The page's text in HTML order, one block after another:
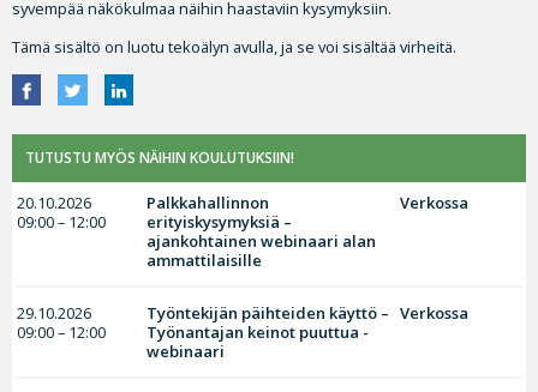
syvempää näkökulmaa näihin haastaviin kysymyksiin.
Tämä sisältö on luotu tekoälyn avulla, ja se voi sisältää virheitä.
TUTUSTU MYÖS NÄIHIN KOULUTUKSIIN!
20.10.2026
09:00 – 12:00
Palkkahallinnon
erityiskysymyksiä –
ajankohtainen webinaari alan
ammattilaisille
Verkossa
29.10.2026
09:00 – 12:00
Työntekijän päihteiden käyttö –
Työnantajan keinot puuttua -
webinaari
Verkossa